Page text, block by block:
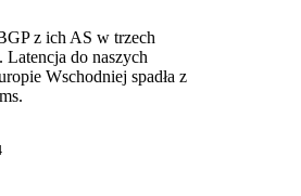
z ich AS w trzech
Latencja do naszych
Wschodniej spadła z